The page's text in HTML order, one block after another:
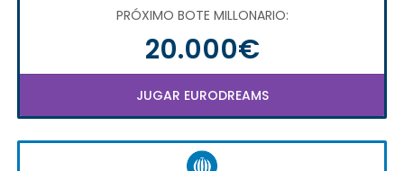
PRÓXIMO BOTE MILLONARIO:
20.000€
JUGAR EURODREAMS